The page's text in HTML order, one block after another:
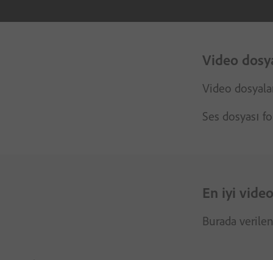
Video
Video
Ses dosyası
En iyi
Burada